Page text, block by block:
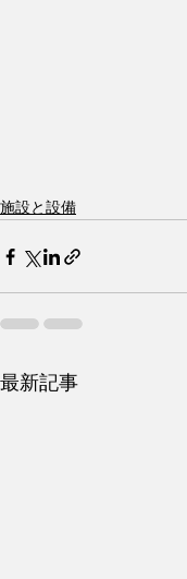
施設と設備
最新記事